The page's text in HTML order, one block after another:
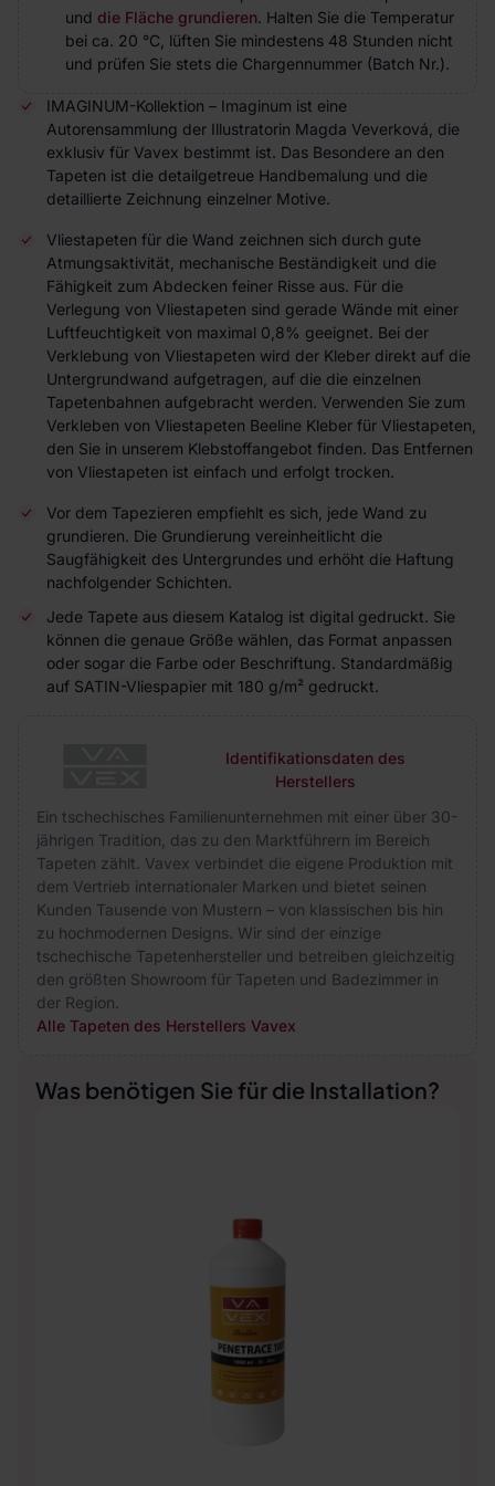
und die Fläche grundieren. Halten Sie die Temperatur
bei ca. 20 °C, lüften Sie mindestens 48 Stunden nicht
und prüfen Sie stets die Chargennummer (Batch Nr.).
IMAGINUM-Kollektion – Imaginum ist eine
Autorensammlung der Illustratorin Magda Veverková, die
exklusiv für Vavex bestimmt ist. Das Besondere an den
Tapeten ist die detailgetreue Handbemalung und die
detaillierte Zeichnung einzelner Motive.
Vliestapeten für die Wand zeichnen sich durch gute
Atmungsaktivität, mechanische Beständigkeit und die
Fähigkeit zum Abdecken feiner Risse aus. Für die
Verlegung von Vliestapeten sind gerade Wände mit einer
Luftfeuchtigkeit von maximal 0,8% geeignet. Bei der
Verklebung von Vliestapeten wird der Kleber direkt auf die
Untergrundwand aufgetragen, auf die die einzelnen
Tapetenbahnen aufgebracht werden. Verwenden Sie zum
Verkleben von Vliestapeten Beeline Kleber für Vliestapeten,
den Sie in unserem Klebstoffangebot finden. Das Entfernen
von Vliestapeten ist einfach und erfolgt trocken.
Vor dem Tapezieren empfiehlt es sich, jede Wand zu
grundieren. Die Grundierung vereinheitlicht die
Saugfähigkeit des Untergrundes und erhöht die Haftung
nachfolgender Schichten.
Jede Tapete aus diesem Katalog ist digital gedruckt. Sie
können die genaue Größe wählen, das Format anpassen
oder sogar die Farbe oder Beschriftung. Standardmäßig
auf SATIN-Vliespapier mit 180 g/m² gedruckt.
Identifikationsdaten des
Herstellers
Ein tschechisches Familienunternehmen mit einer über 30-
jährigen Tradition, das zu den Marktführern im Bereich
Tapeten zählt. Vavex verbindet die eigene Produktion mit
dem Vertrieb internationaler Marken und bietet seinen
Kunden Tausende von Mustern – von klassischen bis hin
zu hochmodernen Designs. Wir sind der einzige
tschechische Tapetenhersteller und betreiben gleichzeitig
den größten Showroom für Tapeten und Badezimmer in
der Region.
Alle Tapeten des Herstellers Vavex
Was benötigen Sie für die Installation?